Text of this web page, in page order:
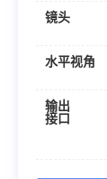
镜头
水平视角
输出
接口